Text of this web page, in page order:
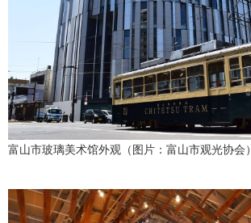
富山市玻璃美术馆外观（图片：富山市观光协会）